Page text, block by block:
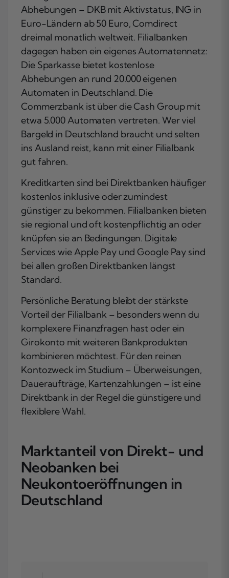
Abhebungen – DKB mit Aktivstatus, ING in
Euro-Ländern ab 50 Euro, Comdirect
dreimal monatlich weltweit. Filialbanken
dagegen haben ein eigenes Automatennetz:
Die Sparkasse bietet kostenlose
Abhebungen an rund 20.000 eigenen
Automaten in Deutschland. Die
Commerzbank ist über die Cash Group mit
etwa 5.000 Automaten vertreten. Wer viel
Bargeld in Deutschland braucht und selten
ins Ausland reist, kann mit einer Filialbank
gut fahren.
Kreditkarten sind bei Direktbanken häufiger
kostenlos inklusive oder zumindest
günstiger zu bekommen. Filialbanken bieten
sie regional und oft kostenpflichtig an oder
knüpfen sie an Bedingungen. Digitale
Services wie Apple Pay und Google Pay sind
bei allen großen Direktbanken längst
Standard.
Persönliche Beratung bleibt der stärkste
Vorteil der Filialbank – besonders wenn du
komplexere Finanzfragen hast oder ein
Girokonto mit weiteren Bankprodukten
kombinieren möchtest. Für den reinen
Kontozweck im Studium – Überweisungen,
Daueraufträge, Kartenzahlungen – ist eine
Direktbank in der Regel die günstigere und
flexiblere Wahl.
Marktanteil von Direkt- und
Neobanken bei
Neukontoeröffnungen in
Deutschland